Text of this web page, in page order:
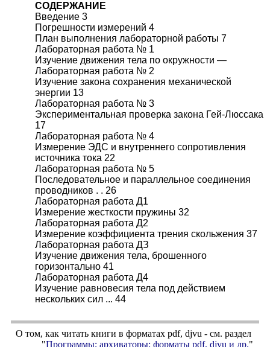
СОДЕРЖАНИЕ
Введение 3
Погрешности измерений 4
План выполнения лабораторной работы 7
Лабораторная работа № 1
Изучение движения тела по окружности —
Лабораторная работа № 2
Изучение закона сохранения механической
энергии 13
Лабораторная работа № 3
Экспериментальная проверка закона Гей-Люссака
17
Лабораторная работа № 4
Измерение ЭДС и внутреннего сопротивления
источника тока 22
Лабораторная работа № 5
Последовательное и параллельное соединения
проводников . . 26
Лабораторная работа Д1
Измерение жесткости пружины 32
Лабораторная работа Д2
Измерение коэффициента трения скольжения 37
Лабораторная работа ДЗ
Изучение движения тела, брошенного
горизонтально 41
Лабораторная работа Д4
Изучение равновесия тела под действием
нескольких сил ... 44
О том, как читать книги в форматах pdf, djvu - см. раздел
"Программы; архиваторы; форматы pdf, djvu и др."